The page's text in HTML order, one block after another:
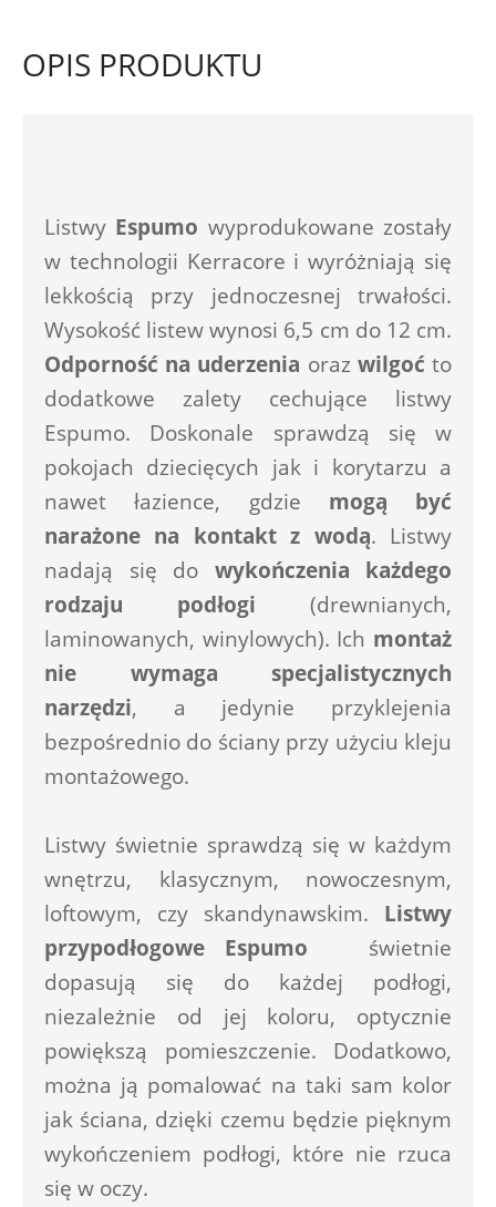
OPIS PRODUKTU
Listwy Espumo wyprodukowane zostały
w technologii Kerracore i wyróżniają się
lekkością przy jednoczesnej trwałości.
Wysokość listew wynosi 6,5 cm do 12 cm.
Odporność na uderzenia oraz wilgoć to
dodatkowe zalety cechujące listwy
Espumo. Doskonale sprawdzą się w
pokojach dziecięcych jak i korytarzu a
nawet łazience, gdzie mogą być
narażone na kontakt z wodą. Listwy
nadają się do wykończenia każdego
rodzaju podłogi (drewnianych,
laminowanych, winylowych). Ich montaż
nie wymaga specjalistycznych
narzędzi, a jedynie przyklejenia
bezpośrednio do ściany przy użyciu kleju
montażowego.
Listwy świetnie sprawdzą się w każdym
wnętrzu, klasycznym, nowoczesnym,
loftowym, czy skandynawskim. Listwy
przypodłogowe Espumo
świetnie
dopasują się do każdej podłogi,
niezależnie od jej koloru, optycznie
powiększą pomieszczenie. Dodatkowo,
można ją pomalować na taki sam kolor
jak ściana, dzięki czemu będzie pięknym
wykończeniem podłogi, które nie rzuca
się w oczy.